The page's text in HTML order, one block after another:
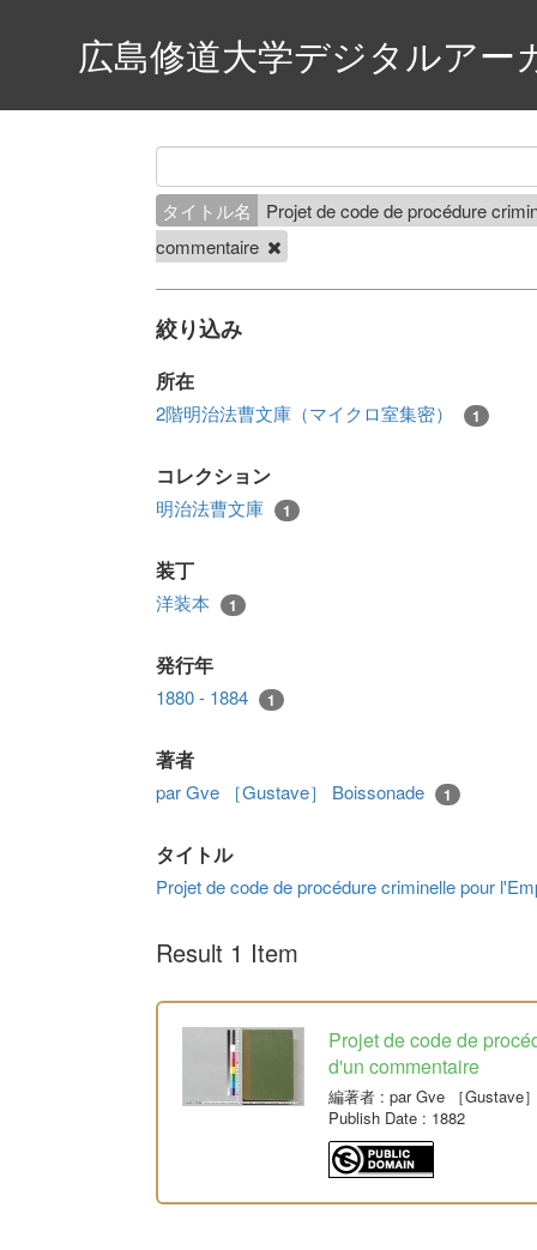
広島修道大学デジタルアー
タイトル名
Projet de code de procédure
commentaire
絞り込み
所在
2階明治法曹文庫（マイクロ室集密） 1
コレクション
明治法曹文庫 1
装丁
洋装本 1
発行年
1880 - 1884 1
著者
par Gve ［Gustave］ Boissonade 1
タイトル
Projet de code de procédure criminelle pour
Result 1 Item
Projet de code de
d'un commentaire
編著者 : par Gve ［Gustave
Publish Date : 1882